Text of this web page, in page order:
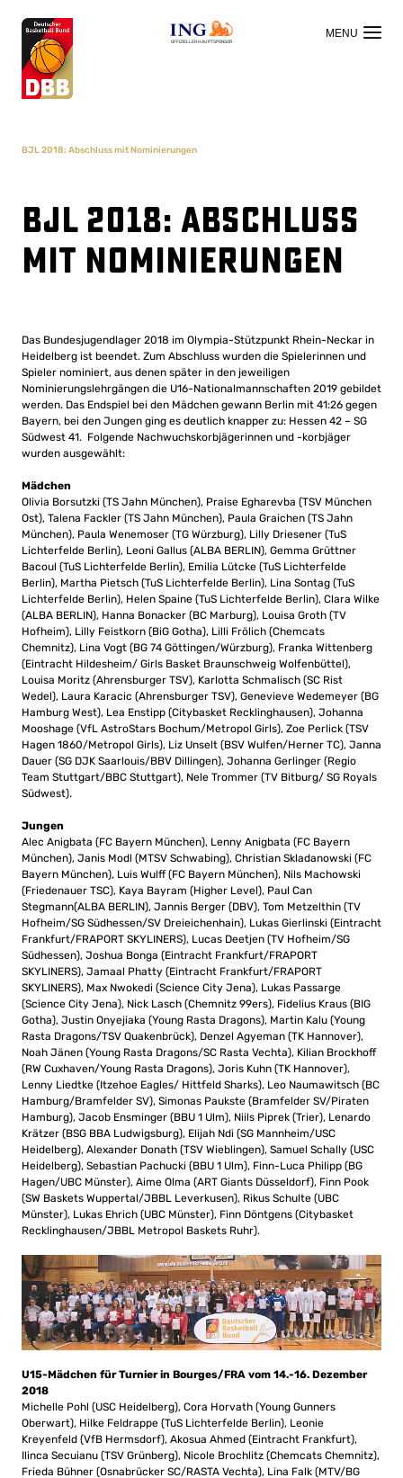
OFFIZIELLER HAUPTSPONSOR
BJL 2018: Abschluss mit Nominierungen
BJL 2018: Abschluss
mit Nominierungen
Das Bundesjugendlager 2018 im Olympia-Stützpunkt Rhein-Neckar in
Heidelberg ist beendet. Zum Abschluss wurden die Spielerinnen und
Spieler nominiert, aus denen später in den jeweiligen
Nominierungslehrgängen die U16-Nationalmannschaften 2019 gebildet
werden. Das Endspiel bei den Mädchen gewann Berlin mit 41:26 gegen
Bayern, bei den Jungen ging es deutlich knapper zu: Hessen 42 – SG
Südwest 41. Folgende Nachwuchskorbjägerinnen und -korbjäger
wurden ausgewählt:
Mädchen
Olivia Borsutzki (TS Jahn München), Praise Egharevba (TSV München
Ost), Talena Fackler (TS Jahn München), Paula Graichen (TS Jahn
München), Paula Wenemoser (TG Würzburg), Lilly Driesener (TuS
Lichterfelde Berlin), Leoni Gallus (ALBA BERLIN), Gemma Grüttner
Bacoul (TuS Lichterfelde Berlin), Emilia Lütcke (TuS Lichterfelde
Berlin), Martha Pietsch (TuS Lichterfelde Berlin), Lina Sontag (TuS
Lichterfelde Berlin), Helen Spaine (TuS Lichterfelde Berlin), Clara Wilke
(ALBA BERLIN), Hanna Bonacker (BC Marburg), Louisa Groth (TV
Hofheim), Lilly Feistkorn (BiG Gotha), Lilli Frölich (Chemcats
Chemnitz), Lina Vogt (BG 74 Göttingen/Würzburg), Franka Wittenberg
(Eintracht Hildesheim/ Girls Basket Braunschweig Wolfenbüttel),
Louisa Moritz (Ahrensburger TSV), Karlotta Schmalisch (SC Rist
Wedel), Laura Karacic (Ahrensburger TSV), Genevieve Wedemeyer (BG
Hamburg West), Lea Enstipp (Citybasket Recklinghausen), Johanna
Mooshage (VfL AstroStars Bochum/Metropol Girls), Zoe Perlick (TSV
Hagen 1860/Metropol Girls), Liz Unselt (BSV Wulfen/Herner TC), Janna
Dauer (SG DJK Saarlouis/BBV Dillingen), Johanna Gerlinger (Regio
Team Stuttgart/BBC Stuttgart), Nele Trommer (TV Bitburg/ SG Royals
Südwest).
Jungen
Alec Anigbata (FC Bayern München), Lenny Anigbata (FC Bayern
München), Janis Modl (MTSV Schwabing), Christian Skladanowski (FC
Bayern München), Luis Wulff (FC Bayern München), Nils Machowski
(Friedenauer TSC), Kaya Bayram (Higher Level), Paul Can
Stegmann(ALBA BERLIN), Jannis Berger (DBV), Tom Metzelthin (TV
Hofheim/SG Südhessen/SV Dreieichenhain), Lukas Gierlinski (Eintracht
Frankfurt/FRAPORT SKYLINERS), Lucas Deetjen (TV Hofheim/SG
Südhessen), Joshua Bonga (Eintracht Frankfurt/FRAPORT
SKYLINERS), Jamaal Phatty (Eintracht Frankfurt/FRAPORT
SKYLINERS), Max Nwokedi (Science City Jena), Lukas Passarge
(Science City Jena), Nick Lasch (Chemnitz 99ers), Fidelius Kraus (BIG
Gotha), Justin Onyejiaka (Young Rasta Dragons), Martin Kalu (Young
Rasta Dragons/TSV Quakenbrück), Denzel Agyeman (TK Hannover),
Noah Jänen (Young Rasta Dragons/SC Rasta Vechta), Kilian Brockhoff
(RW Cuxhaven/Young Rasta Dragons), Joris Kuhn (TK Hannover),
Lenny Liedtke (Itzehoe Eagles/ Hittfeld Sharks), Leo Naumawitsch (BC
Hamburg/Bramfelder SV), Simonas Paukste (Bramfelder SV/Piraten
Hamburg), Jacob Ensminger (BBU 1 Ulm), Niils Piprek (Trier), Lenardo
Krätzer (BSG BBA Ludwigsburg), Elijah Ndi (SG Mannheim/USC
Heidelberg), Alexander Donath (TSV Wieblingen), Samuel Schally (USC
Heidelberg), Sebastian Pachucki (BBU 1 Ulm), Finn-Luca Philipp (BG
Hagen/UBC Münster), Aime Olma (ART Giants Düsseldorf), Finn Pook
(SW Baskets Wuppertal/JBBL Leverkusen), Rikus Schulte (UBC
Münster), Lukas Ehrich (UBC Münster), Finn Döntgens (Citybasket
Recklinghausen/JBBL Metropol Baskets Ruhr).
U15-Mädchen für Turnier in Bourges/FRA vom 14.-16. Dezember
2018
Michelle Pohl (USC Heidelberg), Cora Horvath (Young Gunners
Oberwart), Hilke Feldrappe (TuS Lichterfelde Berlin), Leonie
Kreyenfeld (VfB Hermsdorf), Akosua Ahmed (Eintracht Frankfurt),
Ilinca Secuianu (TSV Grünberg), Nicole Brochlitz (Chemcats Chemnitz),
Frieda Bühner (Osnabrücker SC/RASTA Vechta), Lina Falk (MTV/BG